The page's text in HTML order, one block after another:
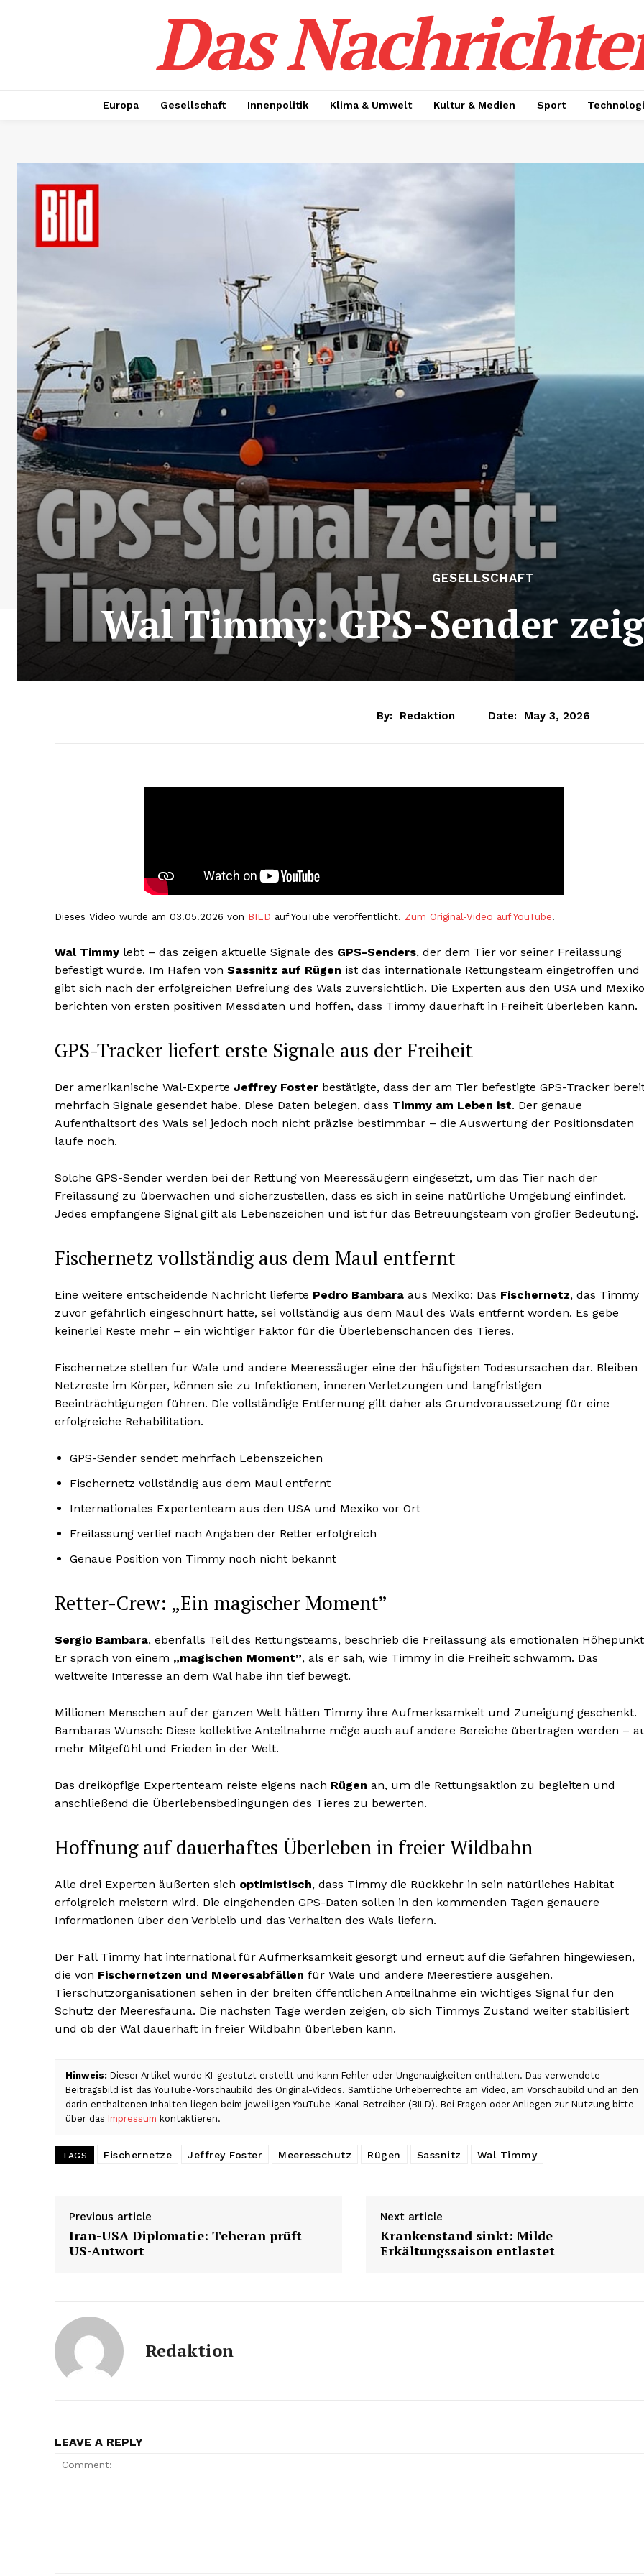
Das
Europa Gesellschaft Innenpolitik Klima & Umwelt Kultur & Medien Sport
GESELLSCHAFT
Wal Timmy: GPS-Sender
By: Redaktion Date: May 3, 2026
Dieses Video wurde am 03.05.2026 von BILD auf YouTube veröffentlicht. Zum Original-Video auf YouTube.
Wal Timmy lebt – das zeigen aktuelle Signale des GPS-Senders, der dem Tier vor seiner Freilassung
befestigt wurde. Im Hafen von Sassnitz auf Rügen ist das internationale Rettungsteam eingetroffen und
gibt sich nach der erfolgreichen Befreiung des Wals zuversichtlich. Die Experten aus den USA und Mexiko
berichten von ersten positiven Messdaten und hoffen, dass Timmy dauerhaft in Freiheit überleben kann.
GPS-Tracker liefert erste Signale aus der Freiheit
Der amerikanische Wal-Experte Jeffrey Foster bestätigte, dass der am Tier befestigte GPS-Tracker
mehrfach Signale gesendet habe. Diese Daten belegen, dass Timmy am Leben ist. Der genaue
Aufenthaltsort des Wals sei jedoch noch nicht präzise bestimmbar – die Auswertung der Positionsdaten
laufe noch.
Solche GPS-Sender werden bei der Rettung von Meeressäugern eingesetzt, um das Tier nach der
Freilassung zu überwachen und sicherzustellen, dass es sich in seine natürliche Umgebung einfindet.
Jedes empfangene Signal gilt als Lebenszeichen und ist für das Betreuungsteam von großer Bedeutung.
Fischernetz vollständig aus dem Maul entfernt
Eine weitere entscheidende Nachricht lieferte Pedro Bambara aus Mexiko: Das Fischernetz, das Timmy
zuvor gefährlich eingeschnürt hatte, sei vollständig aus dem Maul des Wals entfernt worden. Es gebe
keinerlei Reste mehr – ein wichtiger Faktor für die Überlebenschancen des Tieres.
Fischernetze stellen für Wale und andere Meeressäuger eine der häufigsten Todesursachen dar. Bleiben
Netzreste im Körper, können sie zu Infektionen, inneren Verletzungen und langfristigen
Beeinträchtigungen führen. Die vollständige Entfernung gilt daher als Grundvoraussetzung für eine
erfolgreiche Rehabilitation.
GPS-Sender sendet mehrfach Lebenszeichen
Fischernetz vollständig aus dem Maul entfernt
Internationales Expertenteam aus den USA und Mexiko vor Ort
Freilassung verlief nach Angaben der Retter erfolgreich
Genaue Position von Timmy noch nicht bekannt
Retter-Crew: „Ein magischer Moment”
Sergio Bambara, ebenfalls Teil des Rettungsteams, beschrieb die Freilassung als emotionalen
Er sprach von einem „magischen Moment”, als er sah, wie Timmy in die Freiheit schwamm. Das
weltweite Interesse an dem Wal habe ihn tief bewegt.
Millionen Menschen auf der ganzen Welt hätten Timmy ihre Aufmerksamkeit und Zuneigung geschenkt.
Bambaras Wunsch: Diese kollektive Anteilnahme möge auch auf andere Bereiche übertragen werden –
mehr Mitgefühl und Frieden in der Welt.
Das dreiköpfige Expertenteam reiste eigens nach Rügen an, um die Rettungsaktion zu begleiten und
anschließend die Überlebensbedingungen des Tieres zu bewerten.
Hoffnung auf dauerhaftes Überleben in freier Wildbahn
Alle drei Experten äußerten sich optimistisch, dass Timmy die Rückkehr in sein natürliches Habitat
erfolgreich meistern wird. Die eingehenden GPS-Daten sollen in den kommenden Tagen genauere
Informationen über den Verbleib und das Verhalten des Wals liefern.
Der Fall Timmy hat international für Aufmerksamkeit gesorgt und erneut auf die Gefahren hingewiesen,
die von Fischernetzen und Meeresabfällen für Wale und andere Meerestiere ausgehen.
Tierschutzorganisationen sehen in der breiten öffentlichen Anteilnahme ein wichtiges Signal für den
Schutz der Meeresfauna. Die nächsten Tage werden zeigen, ob sich Timmys Zustand weiter stabilisiert
und ob der Wal dauerhaft in freier Wildbahn überleben kann.
Hinweis: Dieser Artikel wurde KI-gestützt erstellt und kann Fehler oder Ungenauigkeiten enthalten. Das verwendete
Beitragsbild ist das YouTube-Vorschaubild des Original-Videos. Sämtliche Urheberrechte am Video, am Vorschaubild und an den
darin enthaltenen Inhalten liegen beim jeweiligen YouTube-Kanal-Betreiber (BILD). Bei Fragen oder Anliegen zur Nutzung bitte
über das Impressum kontaktieren.
TAGS Fischernetze Jeffrey Foster Meeresschutz Rügen Sassnitz Wal Timmy
Previous article
Iran-USA Diplomatie: Teheran prüft
US-Antwort
Next article
Krankenstand sinkt: Milde
Erkältungssaison entlastet
Redaktion
LEAVE A REPLY